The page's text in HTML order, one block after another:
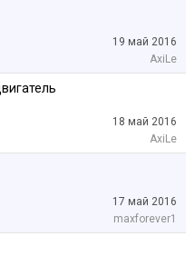
19 май 2016
AxiLe
18 май 2016
AxiLe
17 май 2016
maxforever1